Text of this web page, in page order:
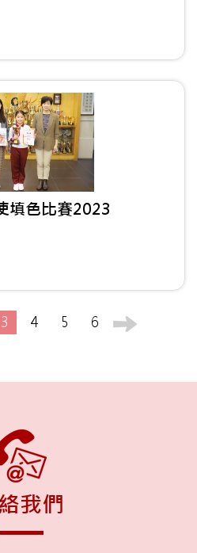
填色比賽2023
3 4 5 6
我們